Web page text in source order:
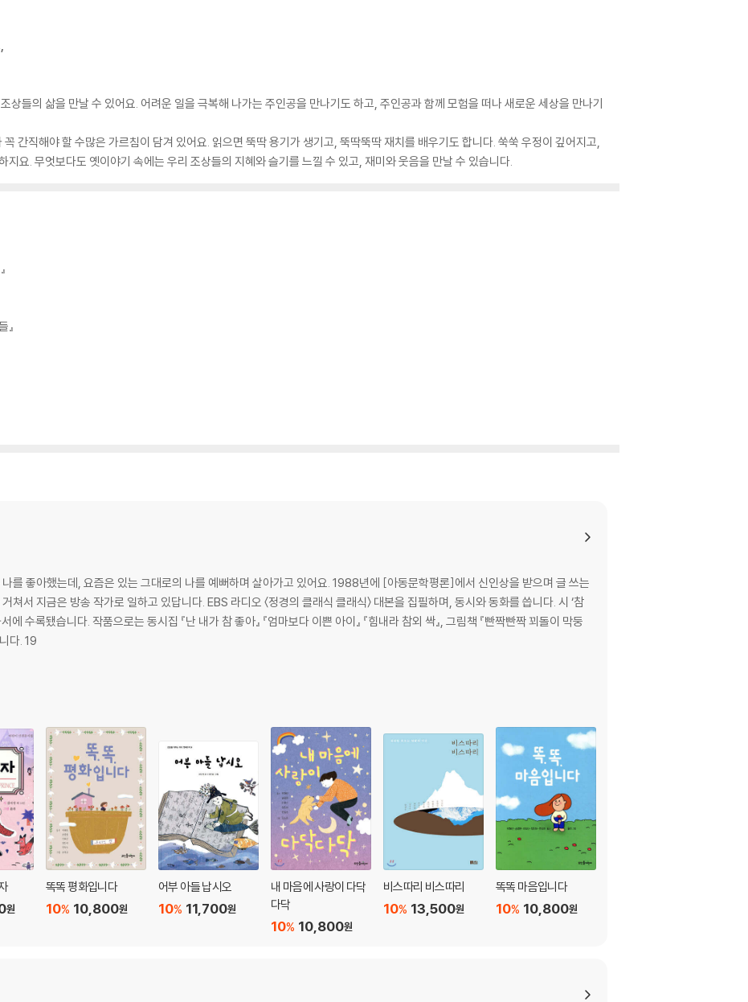
상들의 삶을 만날 수 있어요. 어려운 일을 극복해 나가는 주인공을 만나기도 하고, 주인공과 함께 모험을 떠나 새로운 세상을 만나기
간직해야 할 수많은 가르침이 담겨 있어요. 읽으면 뚝딱 용기가 생기고, 뚝딱뚝딱 재치를 배우기도 합니다. 쑥쑥 우정이 깊어지고,
지요. 무엇보다도 옛이야기 속에는 우리 조상들의 지혜와 슬기를 느낄 수 있고, 재미와 웃음을 만날 수 있습니다.
』
를 좋아했는데, 요즘은 있는 그대로의 나를 예뻐하며 살아가고 있어요. 1988년에 [아동문학평론]에서 신인상을 받으며 글 쓰는
쳐서 지금은 방송 작가로 일하고 있답니다. EBS 라디오 〈정경의 클래식 클래식〉 대본을 집필하며, 동시와 동화를 씁니다. 시 ‘참
에 수록됐습니다. 작품으로는 동시집 『난 내가 참 좋아』 『엄마보다 이쁜 아이』 『힘내라 참외 싹』, 그림책 『빤짝빤짝 꾀돌이 막둥
이』, 시 에세이집 『맛있는 시』 등이 있습니다. 19
원
똑똑 평화입니다
10,800원
10%
어부 아들 납시오
11,700원
10%
내 마음에 사랑이 다닥
다닥
10,800원
10%
비스따리 비스따리
13,500원
10%
똑똑 마음입니다
10,800원
10%